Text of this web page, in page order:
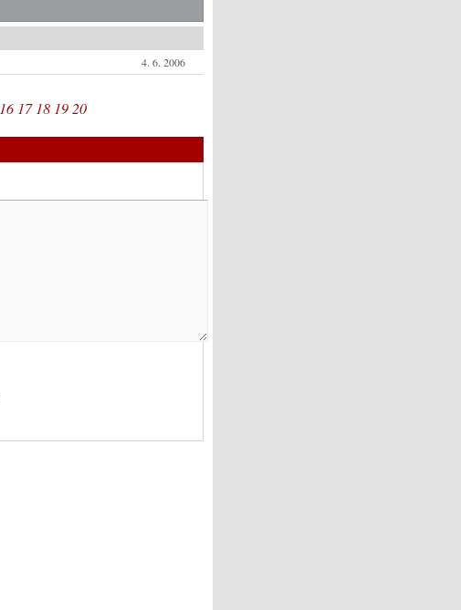
4. 6. 2006
16 17 18 19 20